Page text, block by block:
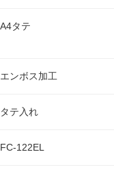
A4タテ
エンボス加工
タテ入れ
FC-122EL